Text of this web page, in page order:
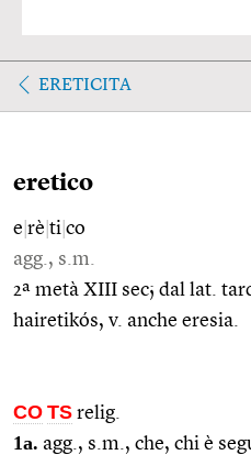
ERETICITA
eretico
e rè ti co
agg., s.m.
2ª metà XIII sec; dal lat.
hairetikós, v. anche eresia.
CO TS relig.
1a. agg., s.m., che, chi è